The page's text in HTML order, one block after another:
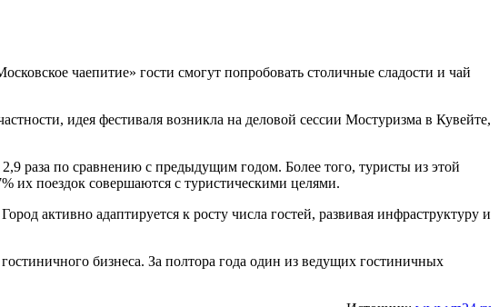
чаепитие» гости смогут попробовать столичные сладости и чай
идея фестиваля возникла на деловой сессии Мостуризма в Кувейте,
раза по сравнению с предыдущим годом. Более того, туристы из этой
их поездок совершаются с туристическими целями.
активно адаптируется к росту числа гостей, развивая инфраструктуру и
бизнеса. За полтора года один из ведущих гостиничных